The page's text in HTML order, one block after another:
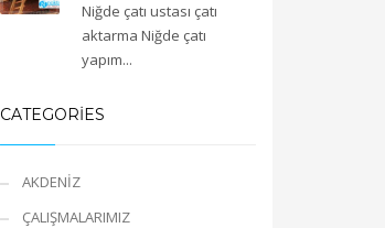
Niğde çatı ustası çatı
aktarma Niğde çatı
yapım...
CATEGORIES
AKDENİZ
ÇALIŞMALARIMIZ